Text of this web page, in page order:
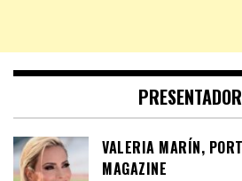
VALERIA MARÍN,
MAGAZINE